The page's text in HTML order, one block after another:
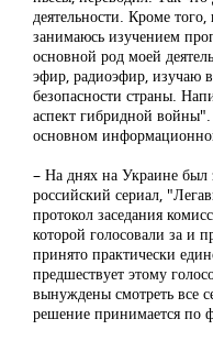
деятельности. Кроме
занимаюсь изучением
основной род моей
эфир, радиоэфир, изучаю
безопасности страны.
аспект гибридной
основном
– На днях на Украине был
российский сериал,
протокол заседания
которой голосовали за и
принято практически
предшествует этому
вынуждены смотреть все
решение принимается по